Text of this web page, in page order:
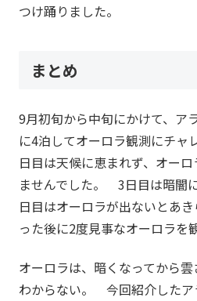
つけ踊りました。
まとめ
9月初旬から中旬にかけて、ア
に4泊してオーロラ観測にチ
日目は天候に恵まれず、オー
ませんでした。 3日目は暗闇
日目はオーロラが出ないとあ
った後に2度見事なオーロラを
オーロラは、暗くなってから
わからない。 今回紹介したア